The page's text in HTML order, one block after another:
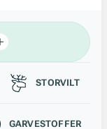
STORVILT
GARVESTOFFER